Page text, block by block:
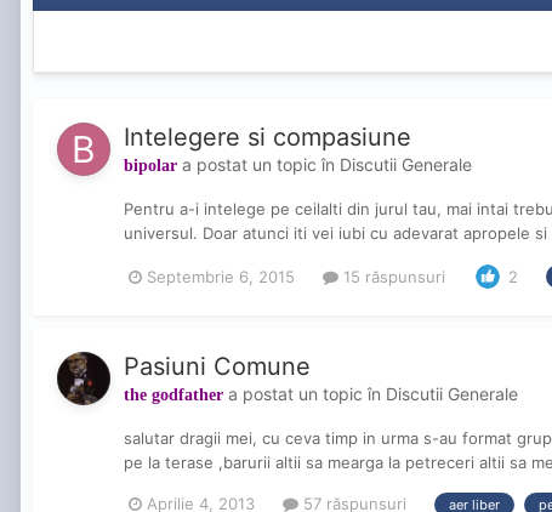
Intelegere si compasiune
bipolar a postat un topic în Discutii Generale
Pentru a-i intelege pe ceilalti din jurul tau, mai intai
universul. Doar atunci iti vei iubi cu adevarat apropele
Septembrie 6, 2015 15 răspunsuri 2
Pasiuni Comune
the godfather a postat un topic în Discutii Generale
salutar dragii mei, cu ceva timp in urma s-au format
pe la terase ,barurii altii sa mearga la petreceri altii sa
Aprilie 4, 2013 57 răspunsuri aer liber